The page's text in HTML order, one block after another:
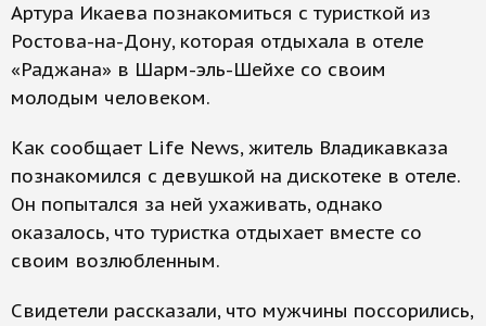
Артура Икаева познакомиться с туристкой из
Ростова-на-Дону, которая отдыхала в отеле
«Раджана» в Шарм-эль-Шейхе со своим
молодым человеком.
Как сообщает Life News, житель Владикавказа
познакомился с девушкой на дискотеке в отеле.
Он попытался за ней ухаживать, однако
оказалось, что туристка отдыхает вместе со
своим возлюбленным.
Свидетели рассказали, что мужчины поссорились,